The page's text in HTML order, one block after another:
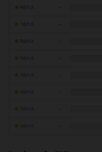
-
7点の人 -
-
-
-
-
-
-